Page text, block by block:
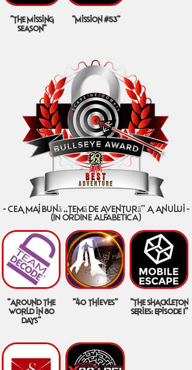
"the missing
season"
"mission #53"
- cea mai bună „temă de aventură” a anului -
(IN ORDINE ALFABETICA)
"around the
world in 80
days"
"40 thieves"
"the shackleton
series: episode 1"